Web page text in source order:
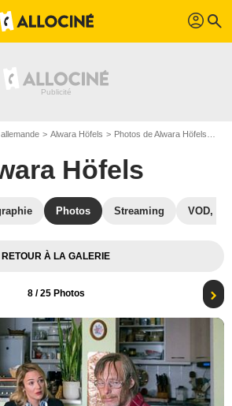
profil search
Alwara Höfels Photos de Alwara Höfels
Höfels
Photos Streaming VOD,
RETOUR À LA GALERIE
8/ 25 Photos